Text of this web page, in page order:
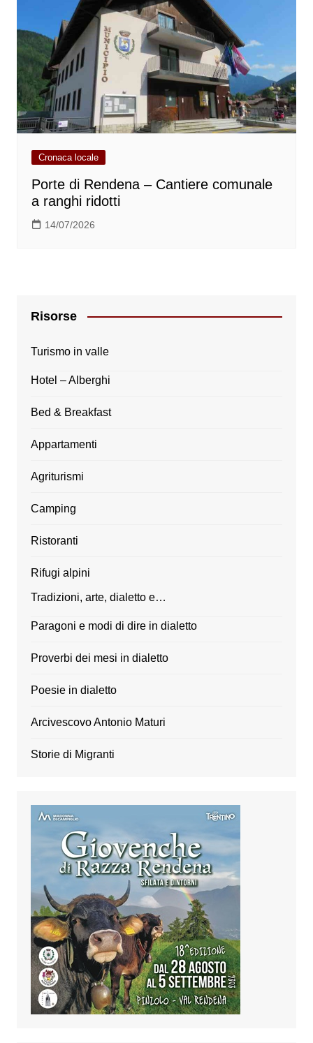
Cronaca locale
Porte di Rendena – Cantiere comunale
a ranghi ridotti
14/07/2026
Risorse
Turismo in valle
Hotel – Alberghi
Bed & Breakfast
Appartamenti
Agriturismi
Camping
Ristoranti
Rifugi alpini
Tradizioni, arte, dialetto e…
Paragoni e modi di dire in dialetto
Proverbi dei mesi in dialetto
Poesie in dialetto
Arcivescovo Antonio Maturi
Storie di Migranti